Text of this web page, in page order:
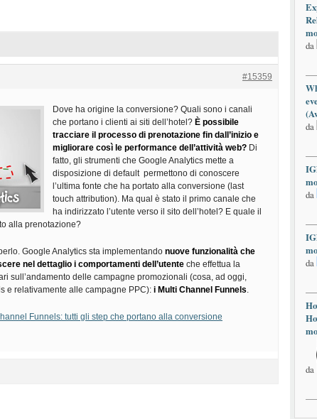
#15359
Dove ha origine la conversione? Quali sono i canali
che portano i clienti ai siti dell’hotel? È possibile
tracciare il processo di prenotazione fin dall’inizio e
migliorare così le performance dell’attività web? Di
fatto, gli strumenti che Google Analytics mette a
disposizione di default permettono di conoscere
l’ultima fonte che ha portato alla conversione (last
touch attribution). Ma qual è stato il primo canale che
ha indirizzato l’utente verso il sito dell’hotel? E quale il
alla prenotazione?
Google Analytics sta implementando nuove funzionalità che
nel dettaglio i comportamenti dell’utente che effettua la
sull’andamento delle campagne promozionali (cosa, ad oggi,
e relativamente alle campagne PPC): i Multi Channel Funnels.
Funnels: tutti gli step che portano alla conversione
da
da
da
da
da